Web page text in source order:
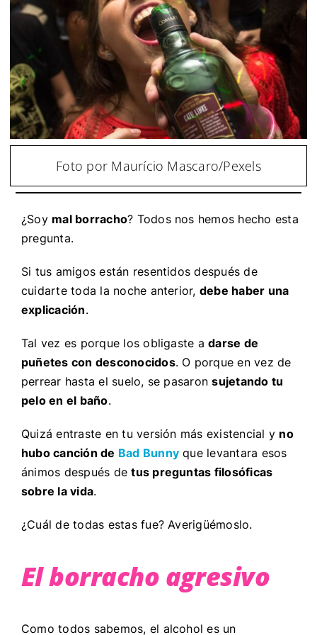
Foto por Maurício Mascaro/Pexels
¿Soy mal borracho? Todos nos hemos hecho esta
pregunta.
Si tus amigos están resentidos después de
cuidarte toda la noche anterior, debe haber una
explicación.
Tal vez es porque los obligaste adarse de
puñetes con desconocidos. O porque en vez de
perrear hasta el suelo, se pasaronsujetando tu
pelo en el baño.
Quizá entraste en tu versión más existencial y no
hubo canción de Bad Bunny que levantara esos
ánimos después detus preguntas filosóficas
sobre la vida.
¿Cuál de todas estas fue? Averigüémoslo.
El borracho agresivo
Como todos sabemos, el alcohol es un